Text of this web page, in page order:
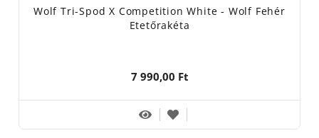
Wolf Tri-Spod X Competition White - Wolf Fehér
Etetőrakéta
7 990,00 Ft